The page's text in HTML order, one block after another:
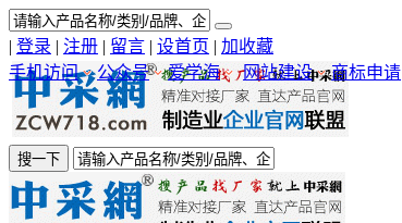
| 登录 | 注册 | 留言 | 设首页 | 加收藏
手机访问
公众号 爱学海 网站建设 商标申请
搜一下